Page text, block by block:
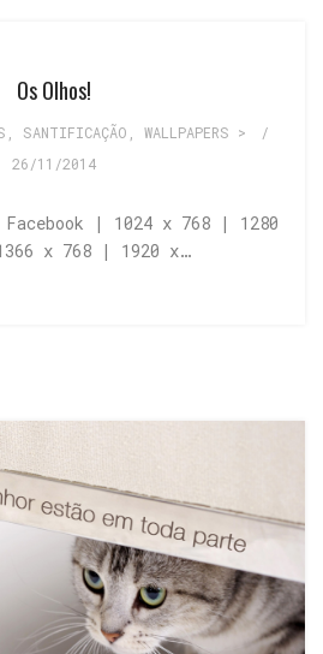
Os Olhos!
SANTIFICAÇÃO WALLPAPERS >
/
26/11/2014
| 1024 x 768 | 1280
x 768 | 1920 x…